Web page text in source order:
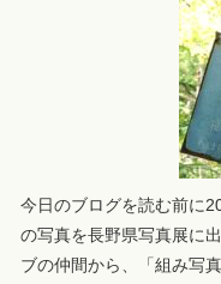
今日のブログを読む前に
の写真を長野県写真展に
ブの仲間から、「組み写